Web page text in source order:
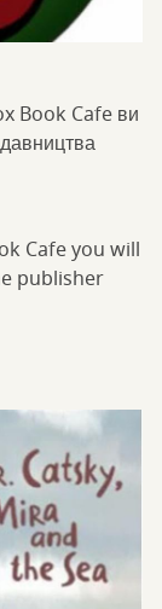
Book Cafe ви
Cafe you will
publisher